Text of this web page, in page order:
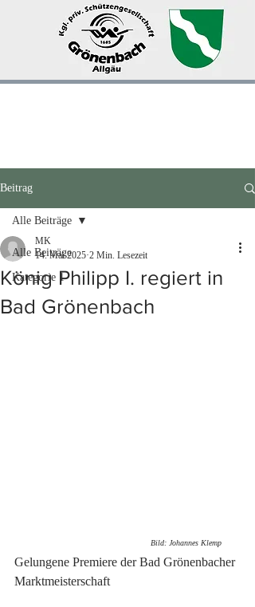
Beitrag
Alle Beiträge
Kategorie 1
Alle Beiträge
König Philipp I. regiert in
Bad Grönenbach
MK
14. Mai 20252 Min. Lesezeit
                                                         Bild: Johannes Klemp
Gelungene Premiere der Bad Grönenbacher
Marktmeisterschaft